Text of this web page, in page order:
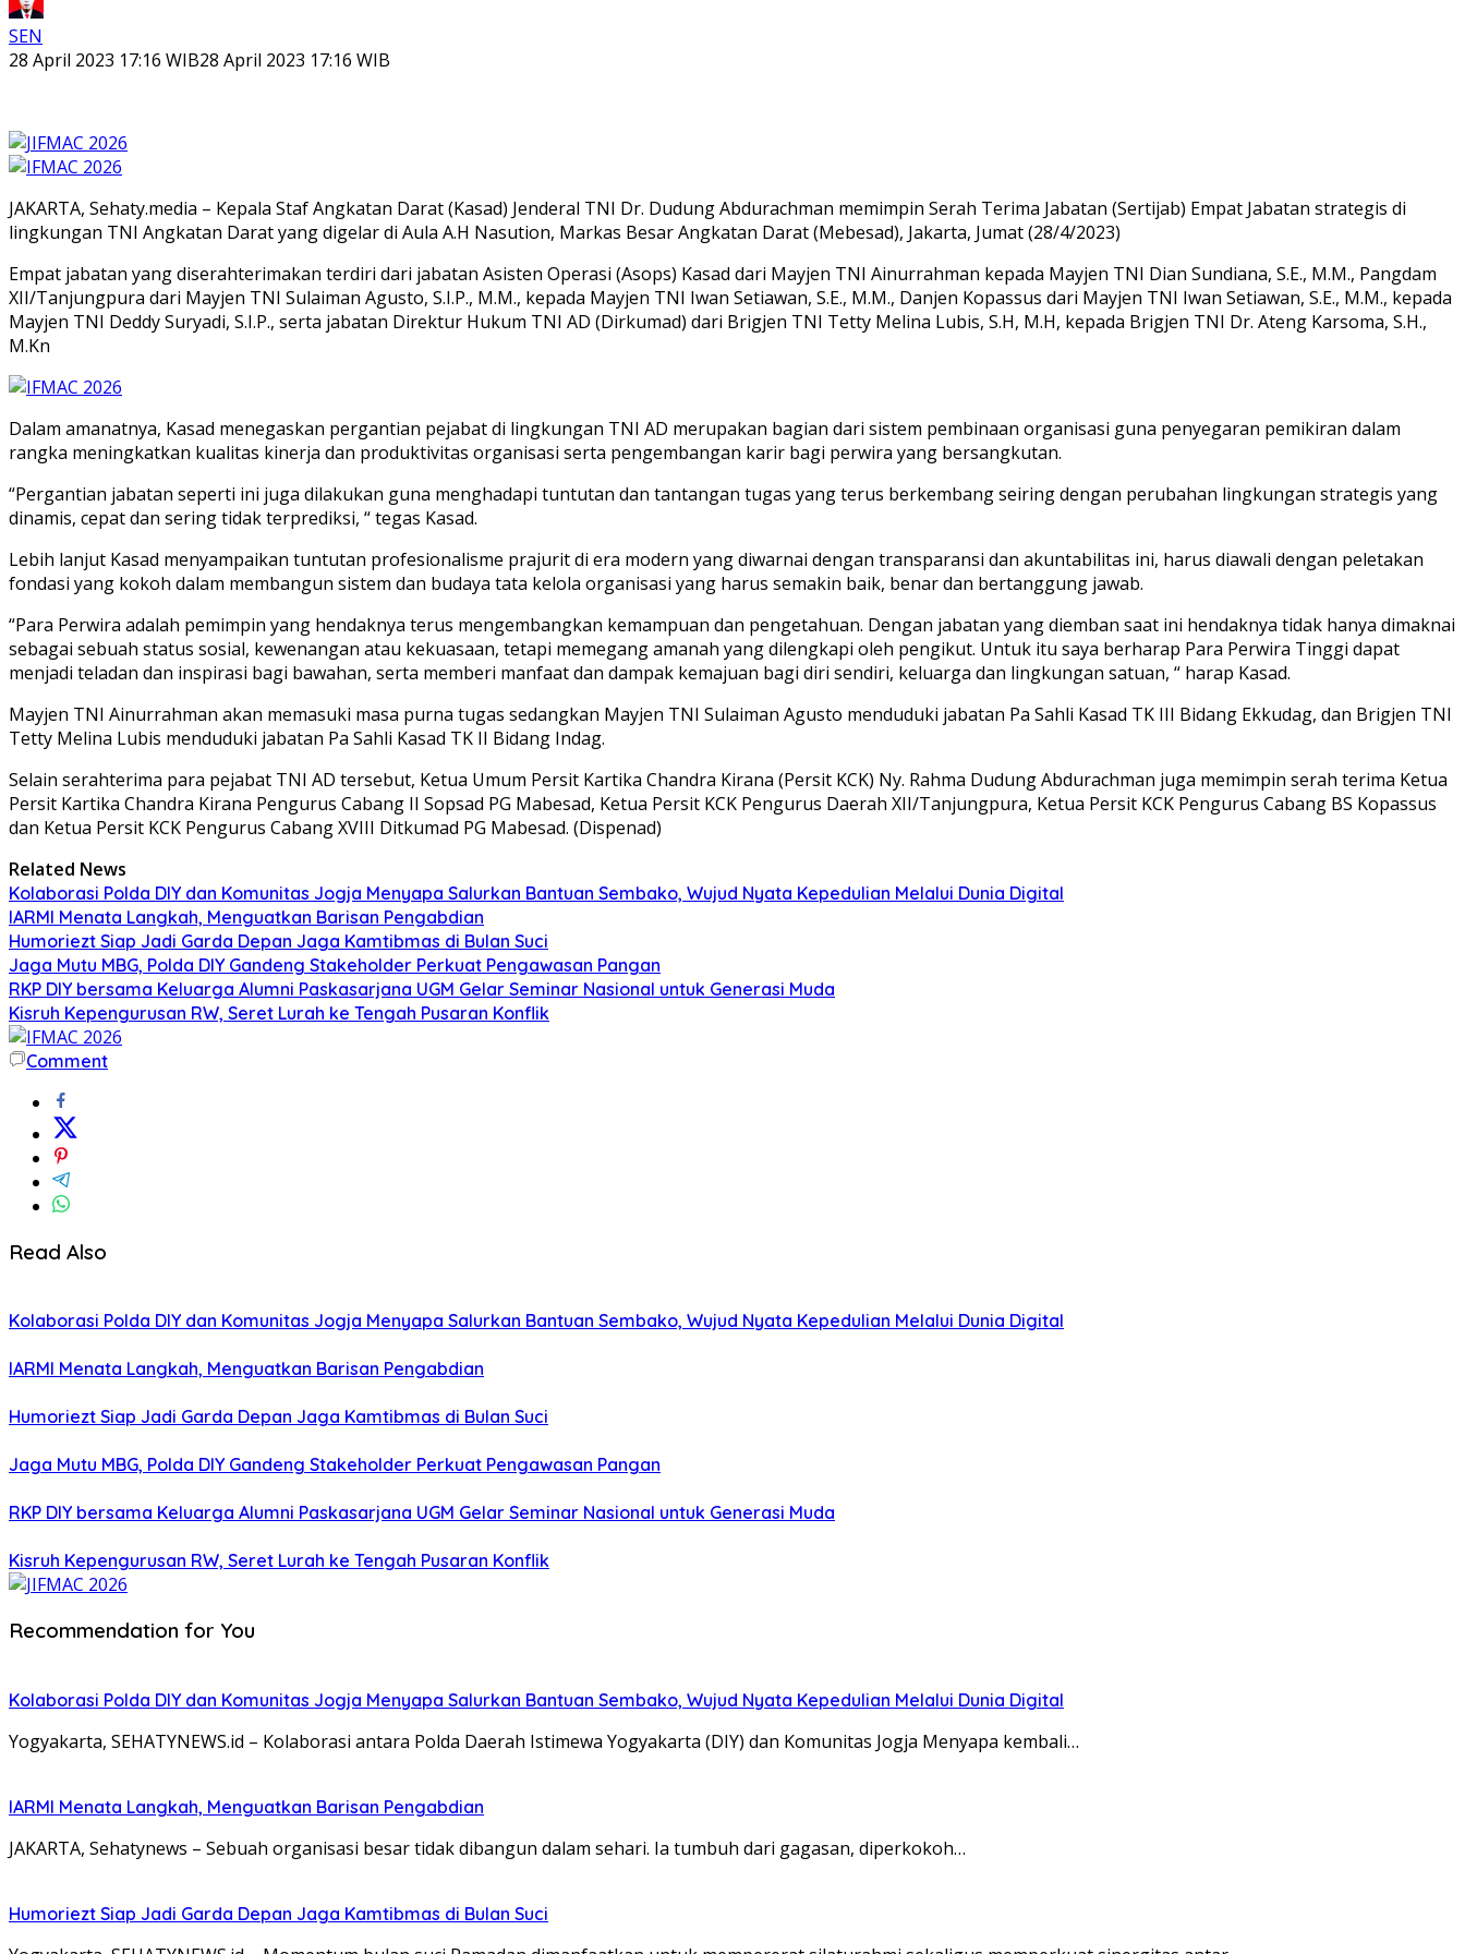
SEN
28 April 2023 17:16 WIB28 April 2023 17:16 WIB
JAKARTA, Sehaty.media – Kepala Staf Angkatan Darat (Kasad) Jenderal TNI Dr. Dudung Abdurachman memimpin Serah Terima Jabatan (Sertijab) Empat Jabatan strategis di
lingkungan TNI Angkatan Darat yang digelar di Aula A.H Nasution, Markas Besar Angkatan Darat (Mebesad), Jakarta, Jumat (28/4/2023)
Empat jabatan yang diserahterimakan terdiri dari jabatan Asisten Operasi (Asops) Kasad dari Mayjen TNI Ainurrahman kepada Mayjen TNI Dian Sundiana, S.E., M.M., Pangdam
XII/Tanjungpura dari Mayjen TNI Sulaiman Agusto, S.I.P., M.M., kepada Mayjen TNI Iwan Setiawan, S.E., M.M., Danjen Kopassus dari Mayjen TNI Iwan Setiawan, S.E., M.M., kepada
Mayjen TNI Deddy Suryadi, S.I.P., serta jabatan Direktur Hukum TNI AD (Dirkumad) dari Brigjen TNI Tetty Melina Lubis, S.H, M.H, kepada Brigjen TNI Dr. Ateng Karsoma, S.H.,
M.Kn
Dalam amanatnya, Kasad menegaskan pergantian pejabat di lingkungan TNI AD merupakan bagian dari sistem pembinaan organisasi guna penyegaran pemikiran dalam
rangka meningkatkan kualitas kinerja dan produktivitas organisasi serta pengembangan karir bagi perwira yang bersangkutan.
“Pergantian jabatan seperti ini juga dilakukan guna menghadapi tuntutan dan tantangan tugas yang terus berkembang seiring dengan perubahan lingkungan strategis yang
dinamis, cepat dan sering tidak terprediksi, “ tegas Kasad.
Lebih lanjut Kasad menyampaikan tuntutan profesionalisme prajurit di era modern yang diwarnai dengan transparansi dan akuntabilitas ini, harus diawali dengan peletakan
fondasi yang kokoh dalam membangun sistem dan budaya tata kelola organisasi yang harus semakin baik, benar dan bertanggung jawab.
“Para Perwira adalah pemimpin yang hendaknya terus mengembangkan kemampuan dan pengetahuan. Dengan jabatan yang diemban saat ini hendaknya tidak hanya dimaknai
sebagai sebuah status sosial, kewenangan atau kekuasaan, tetapi memegang amanah yang dilengkapi oleh pengikut. Untuk itu saya berharap Para Perwira Tinggi dapat
menjadi teladan dan inspirasi bagi bawahan, serta memberi manfaat dan dampak kemajuan bagi diri sendiri, keluarga dan lingkungan satuan, “ harap Kasad.
Mayjen TNI Ainurrahman akan memasuki masa purna tugas sedangkan Mayjen TNI Sulaiman Agusto menduduki jabatan Pa Sahli Kasad TK III Bidang Ekkudag, dan Brigjen TNI
Tetty Melina Lubis menduduki jabatan Pa Sahli Kasad TK II Bidang Indag.
Selain serahterima para pejabat TNI AD tersebut, Ketua Umum Persit Kartika Chandra Kirana (Persit KCK) Ny. Rahma Dudung Abdurachman juga memimpin serah terima Ketua
Persit Kartika Chandra Kirana Pengurus Cabang II Sopsad PG Mabesad, Ketua Persit KCK Pengurus Daerah XII/Tanjungpura, Ketua Persit KCK Pengurus Cabang BS Kopassus
dan Ketua Persit KCK Pengurus Cabang XVIII Ditkumad PG Mabesad. (Dispenad)
Related News
Kolaborasi Polda DIY dan Komunitas Jogja Menyapa Salurkan Bantuan Sembako, Wujud Nyata Kepedulian Melalui Dunia Digital
IARMI Menata Langkah, Menguatkan Barisan Pengabdian
Humoriezt Siap Jadi Garda Depan Jaga Kamtibmas di Bulan Suci
Jaga Mutu MBG, Polda DIY Gandeng Stakeholder Perkuat Pengawasan Pangan
RKP DIY bersama Keluarga Alumni Paskasarjana UGM Gelar Seminar Nasional untuk Generasi Muda
Kisruh Kepengurusan RW, Seret Lurah ke Tengah Pusaran Konflik
Comment
Read Also
Kolaborasi Polda DIY dan Komunitas Jogja Menyapa Salurkan Bantuan Sembako, Wujud Nyata Kepedulian Melalui Dunia Digital
IARMI Menata Langkah, Menguatkan Barisan Pengabdian
Humoriezt Siap Jadi Garda Depan Jaga Kamtibmas di Bulan Suci
Jaga Mutu MBG, Polda DIY Gandeng Stakeholder Perkuat Pengawasan Pangan
RKP DIY bersama Keluarga Alumni Paskasarjana UGM Gelar Seminar Nasional untuk Generasi Muda
Kisruh Kepengurusan RW, Seret Lurah ke Tengah Pusaran Konflik
Recommendation for You
Kolaborasi Polda DIY dan Komunitas Jogja Menyapa Salurkan Bantuan Sembako, Wujud Nyata Kepedulian Melalui Dunia Digital
Yogyakarta, SEHATYNEWS.id – Kolaborasi antara Polda Daerah Istimewa Yogyakarta (DIY) dan Komunitas Jogja Menyapa kembali…
IARMI Menata Langkah, Menguatkan Barisan Pengabdian
JAKARTA, Sehatynews – Sebuah organisasi besar tidak dibangun dalam sehari. Ia tumbuh dari gagasan, diperkokoh…
Humoriezt Siap Jadi Garda Depan Jaga Kamtibmas di Bulan Suci